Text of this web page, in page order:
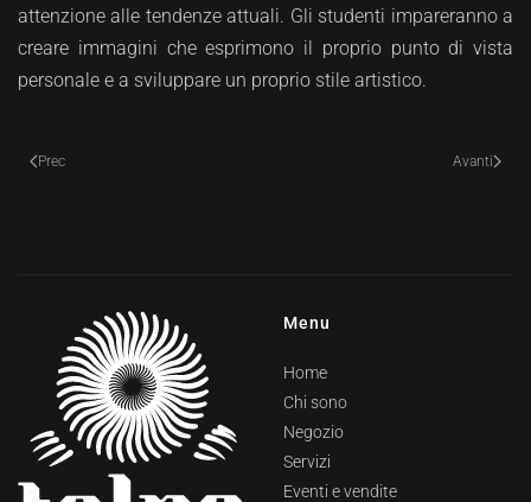
attenzione alle tendenze attuali. Gli studenti impareranno a
creare immagini che esprimono il proprio punto di vista
personale e a sviluppare un proprio stile artistico.
Prec Avanti
Menu
Home
Chi sono
Negozio
Servizi
Eventi e vendite